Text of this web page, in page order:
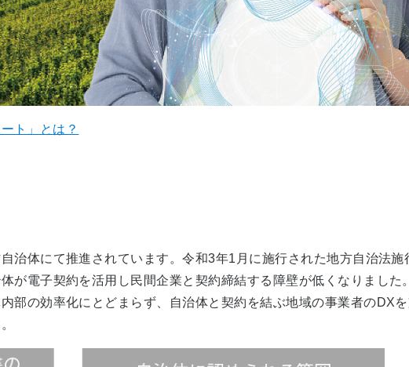
ト」とは？
体にて推進されています。令和3年1月に施行された地方自治法施
が電子契約を活用し民間企業と契約締結する障壁が低くなりました。
部の効率化にとどまらず、自治体と契約を結ぶ地域の事業者のDX